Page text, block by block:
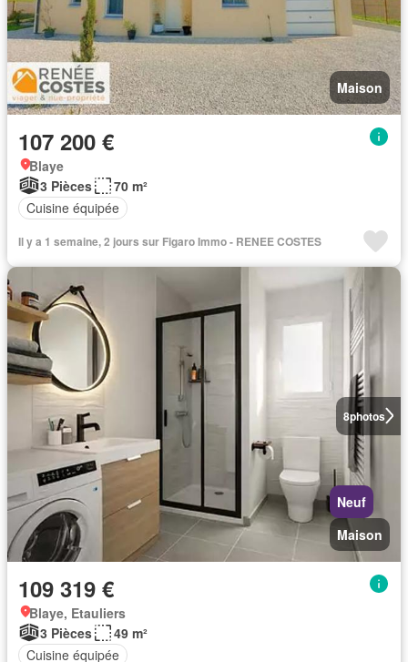
Maison
107 200 €
Blaye
3 Pièces
70 m²
Cuisine équipée
Il y a 1 semaine, 2 jours sur Figaro Immo - RENEE COSTES
8photos
Neuf
Maison
109 319 €
Blaye, Etauliers
3 Pièces
49 m²
Cuisine équipée